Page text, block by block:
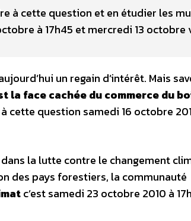
à cette question et en étudier les
à 17h45 et mercredi 13 octobre
un regain d’intérêt. Mais
la face cachée du commerce du
question samedi 16 octobre
la lutte contre le changement
des pays forestiers, la communauté
c’est samedi 23 octobre 2010 à